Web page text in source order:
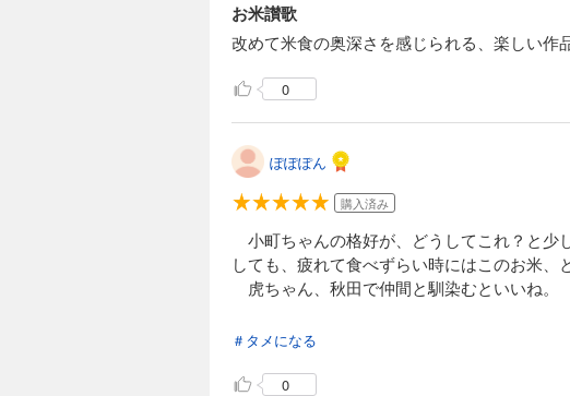
お米讃歌
改めて米食の奥深さを感じられる、楽しい作
0
ぽぽぽん
購入済み
小町ちゃんの格好が、どうしてこれ？と少
しても、疲れて食べずらい時にはこのお米、
虎ちゃん、秋田で仲間と馴染むといいね。
＃タメになる
0